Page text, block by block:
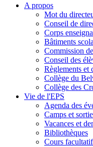
A propos
Mot du
Conseil de
Corps
Bâtiments
Commission
Conseil des
Règlements et
Collège du
Collège des
Vie de l'EPS
Agenda des
Camps et
Vacances et
Bibliothèques
Cours